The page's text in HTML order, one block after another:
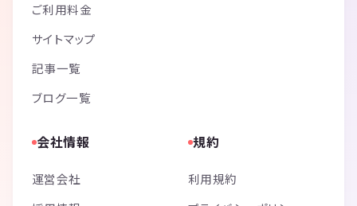
ご利用料金
サイトマップ
記事一覧
ブログ一覧
会社情報
運営会社
規約
利用規約